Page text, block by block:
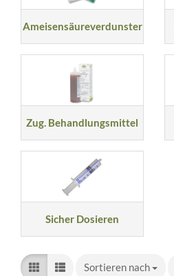
Ameisensäureverdunster
Zug. Behandlungsmittel
Sicher Dosieren
Sortieren nach
Sortieren nach